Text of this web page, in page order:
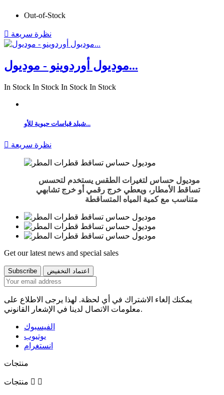
Out-of-Stock
 نظرة سريعة
موديول أوردوينو - موديول...
In Stock In Stock In Stock In Stock
شيلد قياسات حيوية للأو...
 نظرة سريعة
موديول حساس لتغيرات الطقس يستخدم لتحسس
تساقط الأمطار، ويعطي خرج رقمي أو خرج تشابهي
Get our latest news and special sales
يمكنك إلغاء الاشتراك في أي لحظة. لهذا يرجى الاطلاع على
معلومات الاتصال لدينا في الإشعار القانوني.
الفيسبوك
يوتيوب
انستغرام
منتجات
منتجات  